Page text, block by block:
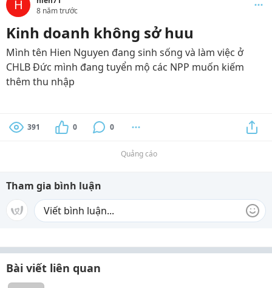
H
8 năm trước
Kinh doanh không sở huu
Mình tên Hien Nguyen đang sinh sống và làm việc ở
CHLB Đức mình đang tuyển mộ các NPP muốn kiếm
thêm thu nhập
391 0 0
Quảng cáo
Tham gia bình luận
Bài viết liên quan